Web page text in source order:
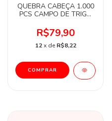
QUEBRA CABEÇA 1.000
PCS CAMPO DE TRIGO
R$79,90
12 x de R$8,22